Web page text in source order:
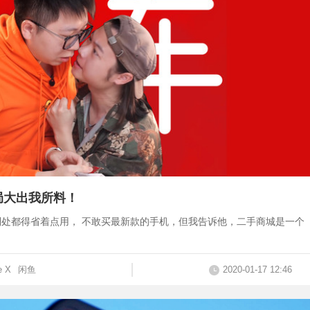
出我所料！
都得省着点用， 不敢买最新款的手机，但我告诉他，二手商城是一个
X 闲鱼 2020-01-17 12:46